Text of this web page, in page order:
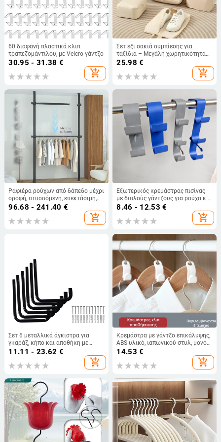
60 διαφανή πλαστικά κλιπ
τραπεζομάντιλου, με Velcro γάντζο
30.95 - 31.38 €
add_shopping_cart
Σετ έξι σακιά συμπίεσης για
ταξίδια – Μεγάλη χωρητικότητα
για οργάνωση ρούχων, φορητή
25.98 €
add_shopping_cart
Ραφιέρα ρούχων από δάπεδο μέχρι
οροφή, πτυσσόμενη, επεκτάσιμη,
ανθεκτική, χωρίς ίχνη,
αντιολισθητική, για εσωτερική
χρήση σε υπνοδωμάτιο ή
96.68 - 241.40 €
add_shopping_cart
Εξωτερικός κρεμάστρας πισίνας
με διπλούς γάντζους για ρούχα και
εξοπλισμό πισίνας
8.46 - 12.53 €
add_shopping_cart
Σετ 6 μεταλλικά άγκιστρα για
γκαράζ, κήπο και αποθήκη με
τετράγωνο σωλήνα
11.11 - 23.62 €
add_shopping_cart
Κρεμάστρα με γάντζο επικάλυψης,
ABS υλικό, ιαπωνικού στυλ, μονό
γάντζος, φορτίο έως 2 kg, σετ 5
14.53 €
add_shopping_cart